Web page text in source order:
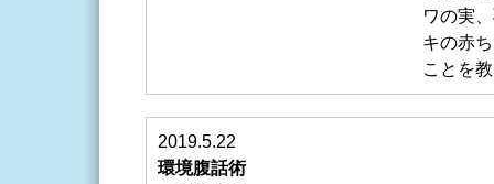
ワの実
キの赤
ことを
2019.5.22
環境腹話術